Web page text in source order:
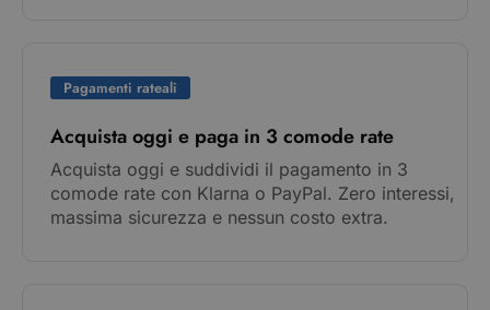
Pagamenti rateali
Acquista oggi e paga in 3 comode rate
Acquista oggi e suddividi il pagamento in 3
comode rate con Klarna o PayPal. Zero interessi,
massima sicurezza e nessun costo extra.